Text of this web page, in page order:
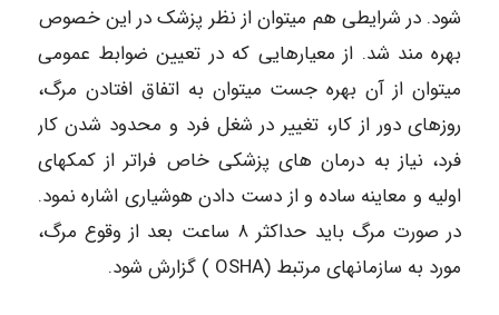
شود. در شرایطی هم میتوان از نظر پزشک در این خصوص
بهره مند شد. از معیارهایی که در تعیین ضوابط عمومی
میتوان از آن بهره جست میتوان به اتفاق افتادن مرگ،
روزهای دور از کار، تغییر در شغل فرد و محدود شدن کار
فرد، نیاز به درمان های پزشکی خاص فراتر از کمکهای
اولیه و معاینه ساده و از دست دادن هوشیاری اشاره نمود.
در صورت مرگ باید حداکثر ۸ ساعت بعد از وقوع مرگ،
مورد به سازمانهای مرتبط (OSHA ) گزارش شود.